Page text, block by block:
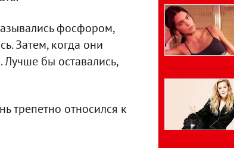
фосфором,
Затем, когда они
бы оставались,
трепетно относился к